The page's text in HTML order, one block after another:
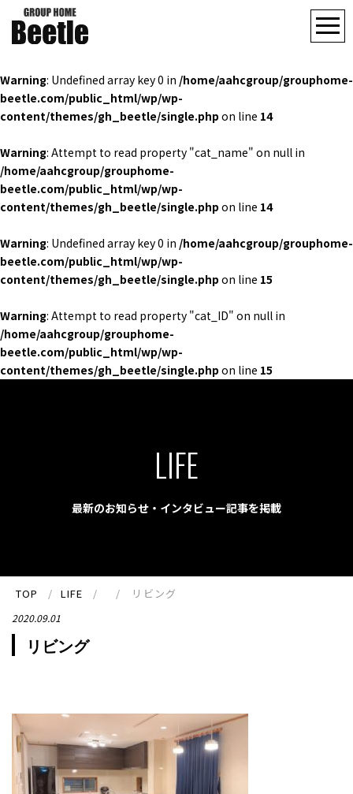
Warning: Undefined array key 0 in /home/aahcgroup/grouphome-
beetle.com/public_html/wp/wp-
content/themes/gh_beetle/single.php on line 14
Warning: Attempt to read property "cat_name" on null in
/home/aahcgroup/grouphome-
beetle.com/public_html/wp/wp-
content/themes/gh_beetle/single.php on line 14
Warning: Undefined array key 0 in /home/aahcgroup/grouphome-
beetle.com/public_html/wp/wp-
content/themes/gh_beetle/single.php on line 15
Warning: Attempt to read property "cat_ID" on null in
/home/aahcgroup/grouphome-
beetle.com/public_html/wp/wp-
content/themes/gh_beetle/single.php on line 15
LIFE
最新のお知らせ・インタビュー記事を掲載
TOP LIFE リビング
2020.09.01
リビング